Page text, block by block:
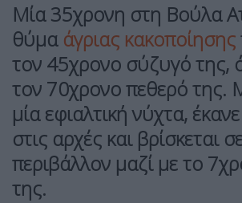
Μία 35χρονη στη Βούλα
θύμα άγριας κακοποίησης
τον 45χρονο σύζυγό της,
τον 70χρονο πεθερό της.
μία εφιαλτική νύχτα,
στις αρχές και βρίσκεται
περιβάλλον μαζί με το
της.